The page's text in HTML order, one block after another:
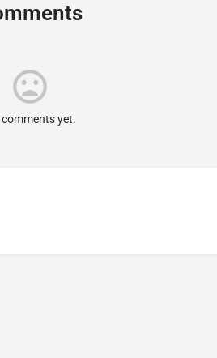
comments yet.